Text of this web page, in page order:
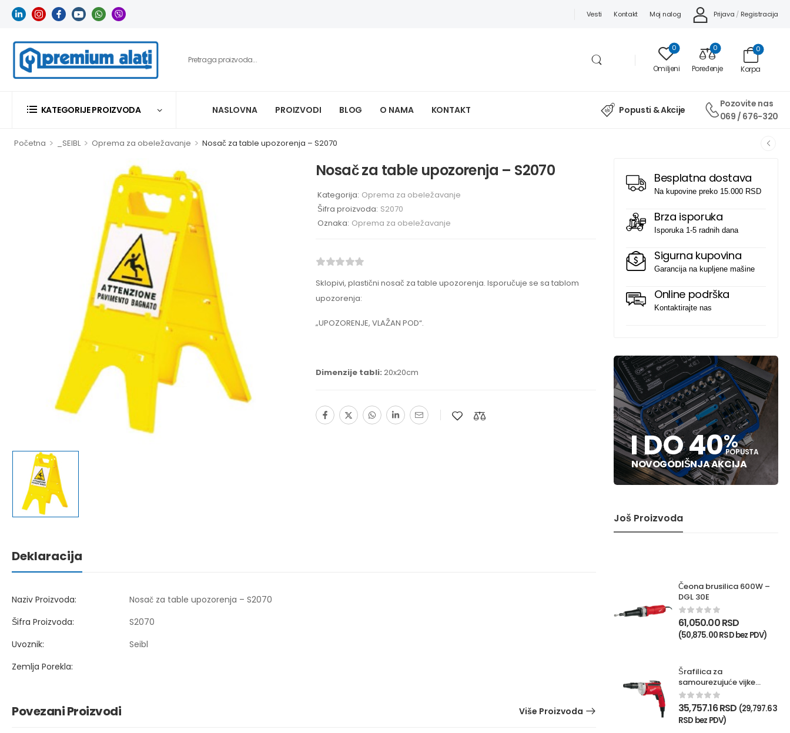
Vesti Kontakt Moj nalog Prijava / Registracija
0
Omiljeni
0
Poređenje Korpa
0
KATEGORIJE PROIZVODA NASLOVNA PROIZVODI BLOG O NAMA KONTAKT Popusti & Akcije
Pozovite nas
069 / 676-320
Početna > _SEIBL > Oprema za obeležavanje > Nosač za table upozorenja – S2070
Besplatna dostava
Na kupovine preko 15.000 RSD
Brza isporuka
Isporuka 1-5 radnih dana
Sigurna kupovina
Garancija na kupljene mašine
Online podrška
Kontaktirajte nas
I DO 40%
POPUSTA
NOVOGODIŠNJA AKCIJA
Još Proizvoda
Čeona brusilica 600W –
DGL 30E
61,050.00RSD
(50,875.00RSDbez PDV)
Šrafilica za
samourezujuće vijke
725W – TKSE 2500Q
35,757.16RSD (29,797.63
RSD bez PDV)
Nosač za table upozorenja – S2070
Kategorija: Oprema za obeležavanje
Šifra proizvoda: S2070
Oznaka: Oprema za obeležavanje
Sklopivi, plastični nosač za table upozorenja. Isporučuje se sa tablom
upozorenja:
„UPOZORENJE, VLAŽAN POD“.
Dimenzije tabli: 20x20cm
Deklaracija
Naziv Proizvoda:
Nosač za table upozorenja – S2070
Šifra Proizvoda:
S2070
Uvoznik:
Seibl
Zemlja Porekla:
Povezani Proizvodi Više Proizvoda